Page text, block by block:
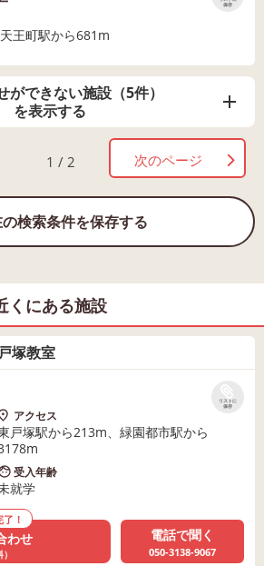
保存
王町駅から681m
ができない施設（5件）
を表示する
1 / 2 次のページ
検索条件を保存する
くにある施設
塚教室
リストに
保存
アクセス
戸塚駅から213m、緑園都市駅から
受入年齢
就学
！
わせ 電話で聞く
050-3138-9067